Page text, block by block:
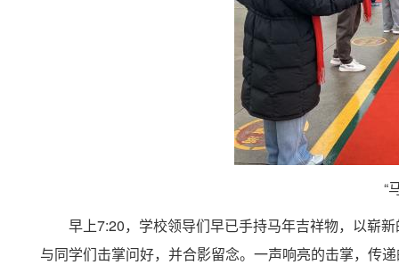
“
早上7:20，学校领导们早已手持马年吉祥物，以崭
与同学们击掌问好，并合影留念。一声响亮的击掌，传